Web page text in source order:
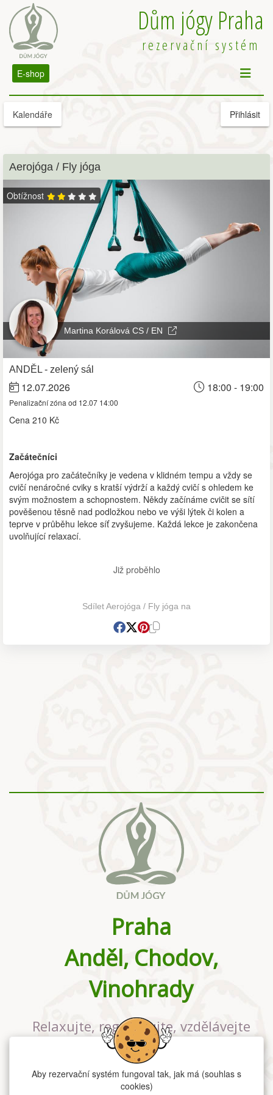
Dům jógy Praha
rezervační systém
E-shop
Kalendáře Přihlásit
Aerojóga / Fly jóga
Obtížnost
Martina Korálová CS / EN
ANDĚL - zelený sál
12.07.2026 18:00 - 19:00
Penalizační zóna od 12.07 14:00
Cena 210 Kč
Začátečníci
Aerojóga pro začátečníky je vedena v klidném tempu a vždy se
cvičí nenáročné cviky s kratší výdrží a každý cvičí s ohledem ke
svým možnostem a schopnostem. Někdy začínáme cvičit se sítí
pověšenou těsně nad podložkou nebo ve výši lýtek či kolen a
teprve v průběhu lekce síť zvyšujeme. Každá lekce je zakončena
uvolňující relaxací.
Již proběhlo
Sdílet Aerojóga / Fly jóga na
Praha
Anděl, Chodov,
Vinohrady
Relaxujte, regenerujte, vzdělávejte
se v největším jógovém studiu v
Praze
Aby rezervační systém fungoval tak, jak má (souhlas s
cookies)